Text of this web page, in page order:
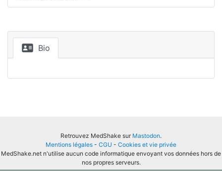
Bio
Retrouvez MedShake sur Mastodon.
Mentions légales - CGU - Cookies et vie privée
MedShake.net n'utilise aucun code informatique envoyant vos données hors de
nos propres serveurs.